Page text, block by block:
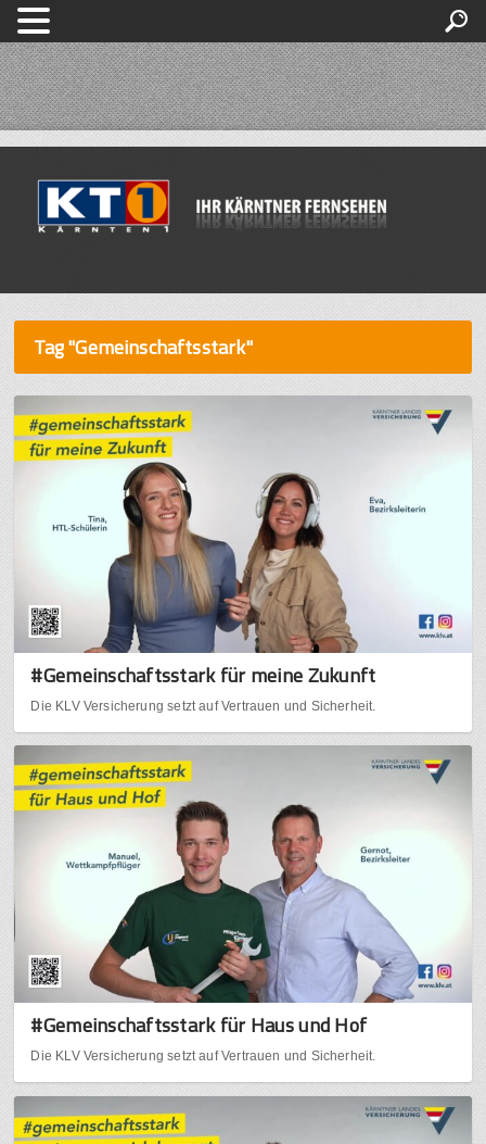
Tag "Gemeinschaftsstark"
#Gemeinschaftsstark für meine Zukunft
Die KLV Versicherung setzt auf Vertrauen und Sicherheit.
#Gemeinschaftsstark für Haus und Hof
Die KLV Versicherung setzt auf Vertrauen und Sicherheit.